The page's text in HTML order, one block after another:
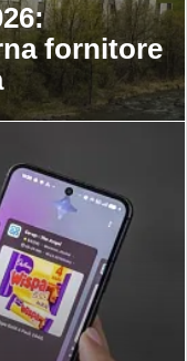
fornitore